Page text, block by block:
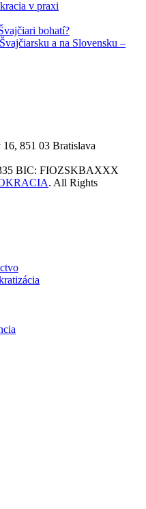
v praxi
bohatí?
a na Slovensku –
16, 851 03 Bratislava
BIC: FIOZSKBAXXX
. All Rights